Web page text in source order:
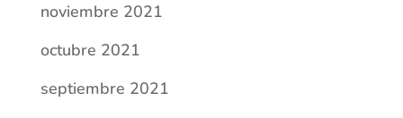
noviembre 2021
octubre 2021
septiembre 2021